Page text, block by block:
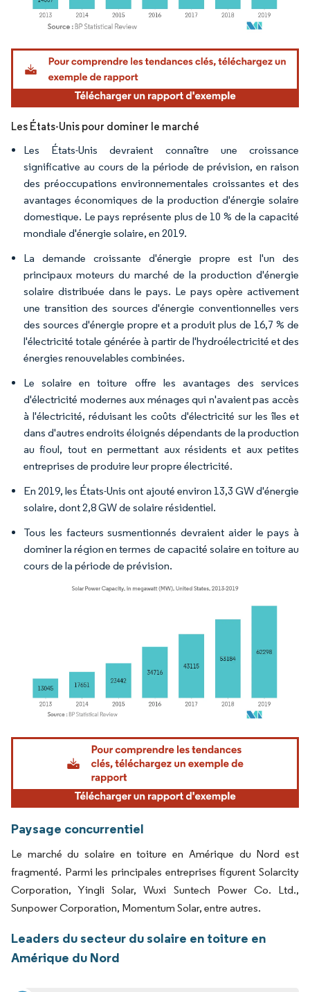
Image © Mordor Intelligence. La réutilisation nécessite une attribution sous CC BY
Les États-Unis pour dominer le marché
Les États-Unis devraient connaître une croissance
significative au cours de la période de prévision, en raison
des préoccupations environnementales croissantes et des
avantages économiques de la production d'énergie solaire
domestique. Le pays représente plus de 10 % de la capacité
mondiale d'énergie solaire, en 2019.
La demande croissante d'énergie propre est l'un des
principaux moteurs du marché de la production d'énergie
solaire distribuée dans le pays. Le pays opère activement
une transition des sources d'énergie conventionnelles vers
des sources d'énergie propre et a produit plus de 16,7 % de
l'électricité totale générée à partir de l'hydroélectricité et des
énergies renouvelables combinées.
Le solaire en toiture offre les avantages des services
d'électricité modernes aux ménages qui n'avaient pas accès
à l'électricité, réduisant les coûts d'électricité sur les îles et
dans d'autres endroits éloignés dépendants de la production
au fioul, tout en permettant aux résidents et aux petites
entreprises de produire leur propre électricité.
En 2019, les États-Unis ont ajouté environ 13,3 GW d'énergie
solaire, dont 2,8 GW de solaire résidentiel.
Tous les facteurs susmentionnés devraient aider le pays à
dominer la région en termes de capacité solaire en toiture au
cours de la période de prévision.
Image © Mordor Intelligence. La réutilisation nécessite une attribution sous CC BY
Paysage concurrentiel
Le marché du solaire en toiture en Amérique du Nord est
fragmenté. Parmi les principales entreprises figurent Solarcity
Corporation, Yingli Solar, Wuxi Suntech Power Co. Ltd.,
Sunpower Corporation, Momentum Solar, entre autres.
Leaders du secteur du solaire en toiture en
Amérique du Nord